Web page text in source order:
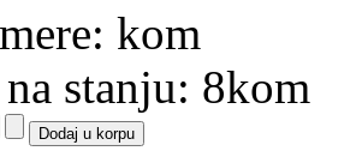
kom
stanju: 8kom